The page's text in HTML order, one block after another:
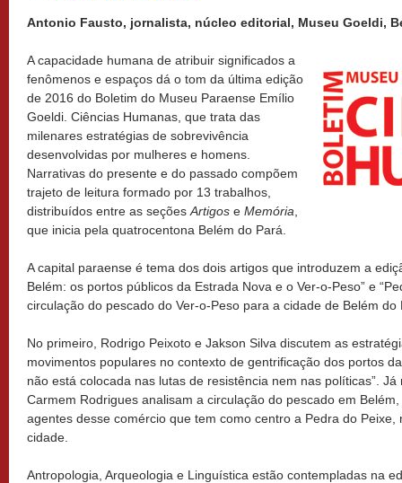
Antonio Fausto, jornalista, núcleo editorial, Museu Goeldi,
A capacidade humana de atribuir significados a
fenômenos e espaços dá o tom da última edição
de 2016 do Boletim do Museu Paraense Emílio
Goeldi. Ciências Humanas, que trata das
milenares estratégias de sobrevivência
desenvolvidas por mulheres e homens.
Narrativas do presente e do passado compõem
trajeto de leitura formado por 13 trabalhos,
distribuídos entre as seções Artigos e Memória
que inicia pela quatrocentona Belém do Pará.
A capital paraense é tema dos dois artigos que introduzem a
Belém: os portos públicos da Estrada Nova e o Ver-o-Peso” e
circulação do pescado do Ver-o-Peso para a cidade de Belém do
No primeiro, Rodrigo Peixoto e Jakson Silva discutem as
movimentos populares no contexto de gentrificação dos portos
não está colocada nas lutas de resistência nem nas políticas”.
Carmem Rodrigues analisam a circulação do pescado em
agentes desse comércio que tem como centro a Pedra do Peixe,
cidade.
Antropologia, Arqueologia e Linguística estão contempladas na